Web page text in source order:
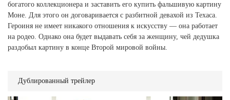
богатого коллекционера и заставить его купить фальшивую картину
Моне. Для этого он договаривается с разбитной девахой из Техаса.
Героиня не имеет никакого отношения к искусству — она работает
на родео. Однако она будет выдавать себя за женщину, чей дедушка
раздобыл картину в конце Второй мировой войны.
Дублированный трейлер